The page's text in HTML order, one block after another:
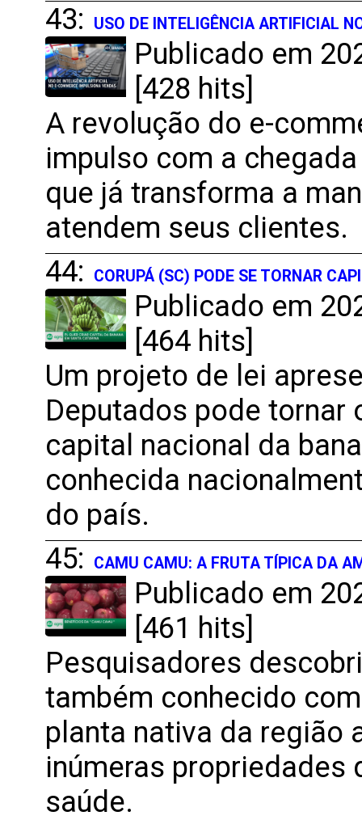
43:
USO DE INTELIGÊNCIA ARTIFICIAL
Publicado em
[428 hits]
A revolução do e-
impulso com a
que já transforma a
atendem seus clientes.
44:
CORUPÁ (SC) PODE SE TORNAR
Publicado em
[464 hits]
Um projeto de lei
Deputados pode tornar
capital nacional da
conhecida
do país.
45:
CAMU CAMU: A FRUTA TÍPICA DA
Publicado em
[461 hits]
Pesquisadores
também conhecido
planta nativa da região
inúmeras propriedades
saúde.